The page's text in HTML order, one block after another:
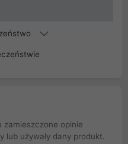
zamieszczone opinie
lub używały dany produkt.